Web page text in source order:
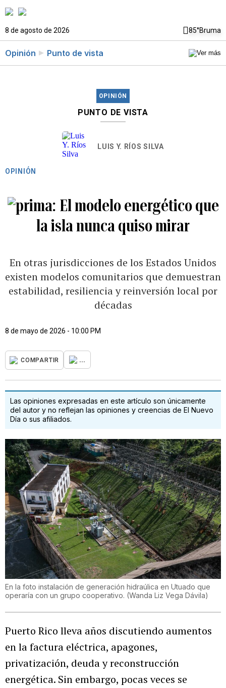
8 de agosto de 2026 85°Bruma
Opinión Punto de vista
OPINIÓN
PUNTO DE VISTA
LUIS Y. RÍOS SILVA
OPINIÓN
El modelo energético que
la isla nunca quiso mirar
En otras jurisdicciones de los Estados Unidos
existen modelos comunitarios que demuestran
estabilidad, resiliencia y reinversión local por
décadas
8 de mayo de 2026 - 10:00 PM
COMPARTIR ...
Las opiniones expresadas en este artículo son únicamente
del autor y no reflejan las opiniones y creencias de El Nuevo
Día o sus afiliados.
En la foto instalación de generación hidraúlica en Utuado que
operaría con un grupo cooperativo. (Wanda Liz Vega Dávila)
Puerto Rico lleva años discutiendo aumentos
en la factura eléctrica, apagones,
privatización, deuda y reconstrucción
energética. Sin embargo, pocas veces se